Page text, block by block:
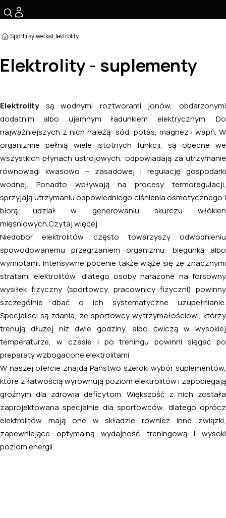
Sport i sylwetkaElektrolity
Elektrolity - suplementy
Elektrolitysą wodnymi roztworami jonów, obdarzonymi
dodatnim albo ujemnym ładunkiem elektrycznym. Do
najważniejszych z nich należą: sód, potas, magnez i wapń. W
organizmie pełnią wiele istotnych funkcji, są obecne we
wszystkich płynach ustrojowych, odpowiadają za utrzymanie
równowagi kwasowo – zasadowej i regulację gospodarki
wodnej. Ponadto wpływają na procesy termoregulacji,
sprzyjają utrzymaniu odpowiedniego ciśnienia osmotycznego i
biorą udział w generowaniu skurczu włókien
mięśniowych. Czytaj więcej
Niedobór elektrolitów często towarzyszy odwodnieniu
spowodowanemu przegrzaniem organizmu, biegunką albo
wymiotami. Intensywne pocenie także wiąże się ze znacznymi
stratami elektrolitów, dlatego osoby narażone na forsowny
wysiłek fizyczny (sportowcy, pracownicy fizyczni) powinny
szczególnie dbać o ich systematyczne uzupełnianie.
Specjaliści są zdania, że sportowcy wytrzymałościowi, którzy
trenują dłużej niż dwie godziny, albo ćwiczą w wysokiej
temperaturze, w czasie i po treningu powinni sięgać po
preparaty wzbogacone elektrolitami.
W naszej ofercie znajdą Państwo szeroki wybór suplementów,
które z łatwością wyrównują poziom elektrolitów i zapobiegają
groźnym dla zdrowia deficytom. Większość z nich została
zaprojektowana specjalnie dla sportowców, dlatego oprócz
elektrolitów mają one w składzie również inne związki,
zapewniające optymalną wydajność treningową i wysoki
poziom energii.